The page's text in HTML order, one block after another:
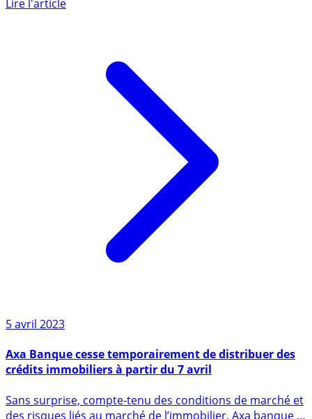
une majorité des candidats emprunteurs du marché.
5 avril 2023
crédits immobiliers à partir du 7 avril